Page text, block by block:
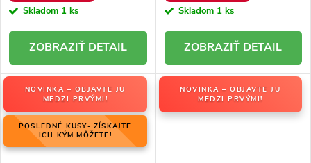
Skladom 1 ks
DETAIL
Skladom 1 ks
DETAIL
NOVINKA – OBJAVTE JU
MEDZI PRVÝMI!
POSLEDNÉ KUSY- ZÍSKAJTE
ICH KÝM MÔŽETE!
NOVINKA – OBJAVTE JU
MEDZI PRVÝMI!